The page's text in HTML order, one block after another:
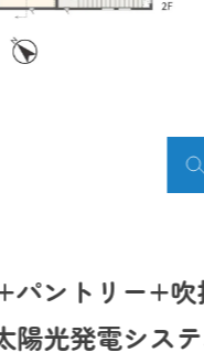
パントリー+吹
光発電シス